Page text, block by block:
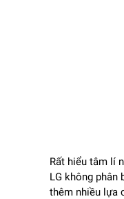
Rất hiểu tâm lí
LG không
thêm nhiều lựa